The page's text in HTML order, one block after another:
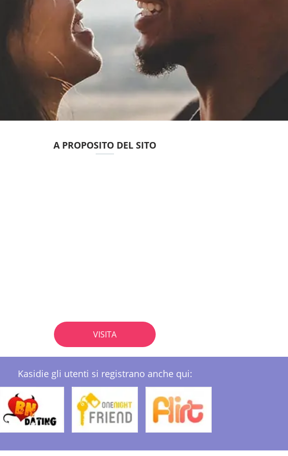
A PROPOSITO DEL SITO
VISITA
Kasidie gli utenti si registrano anche qui: